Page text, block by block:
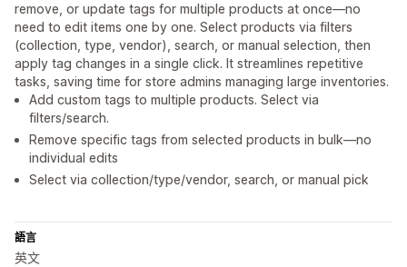
remove, or update tags for multiple products at once—no
need to edit items one by one. Select products via filters
(collection, type, vendor), search, or manual selection, then
apply tag changes in a single click. It streamlines repetitive
tasks, saving time for store admins managing large inventories.
Add custom tags to multiple products. Select via
filters/search.
Remove specific tags from selected products in bulk—no
individual edits
Select via collection/type/vendor, search, or manual pick
語言
英文